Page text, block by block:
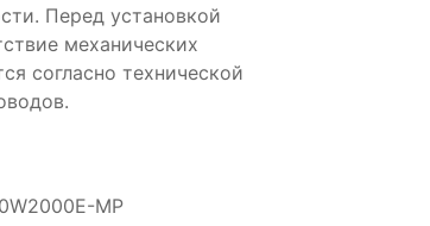
Перед установкой
механических
согласно технической
MP